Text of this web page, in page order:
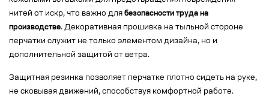
нитей от искр, что важно для безопасности труда на
производстве. Декоративная прошивка на тыльной стороне
перчатки служит не только элементом дизайна, но и
дополнительной защитой от ветра.
Защитная резинка позволяет перчатке плотно сидеть на руке,
не сковывая движений, способствуя комфортной работе.